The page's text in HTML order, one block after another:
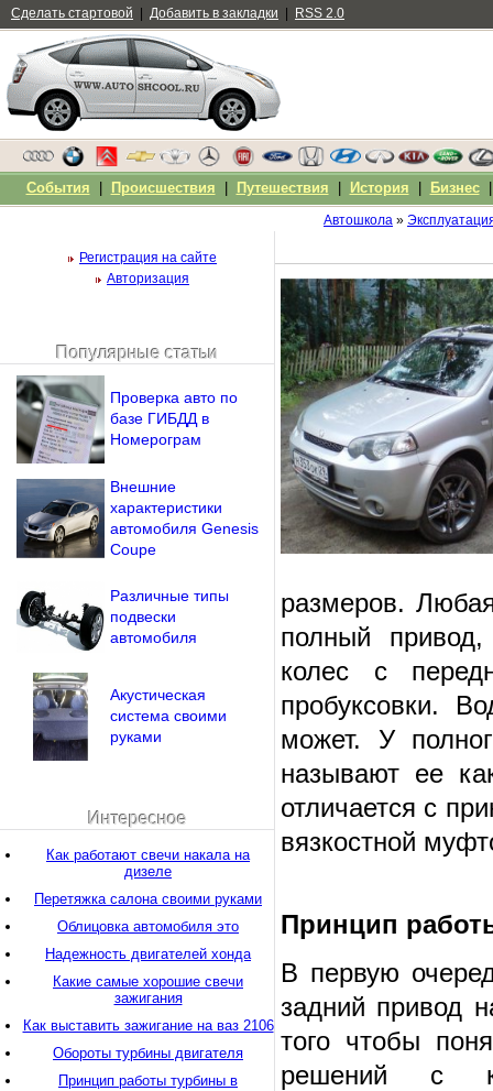
Автошкола »
размеров.
полный
колес с
пробуксовки.
может. У
называют ее
отличается с
вязкостной
Принцип
В первую
задний привод
того чтобы
решений с
Регистрация на сайте
Авторизация
Напомнить пароль?
Популярные статьи
Проверка авто по
базе ГИБДД в
Номерограм
Внешние
характеристики
автомобиля Genesis
Coupe
Различные типы
подвески
автомобиля
Акустическая
система своими
руками
Интересное
Как работают свечи накала на
дизеле
Перетяжка салона своими руками
Облицовка автомобиля это
Надежность двигателей хонда
Какие самые хорошие свечи
зажигания
Как выставить зажигание на ваз 2106
Обороты турбины двигателя
Принцип работы турбины в
Сделать стартовой Добавить в закладки RSS 2.0
События Происшествия Путешествия История Бизнес